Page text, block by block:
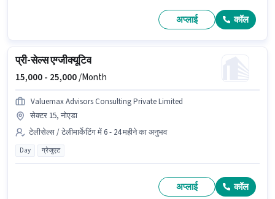
अप्लाई कॉल
प्री-सेल्स एग्जीक्यूटिव
15,000 - 25,000/Month
Valuemax Advisors Consulting Private Limited
सेक्टर 15, नोएडा
टेलीसेल्स / टेलीमार्केटिंग में 6 - 24 महीने का अनुभव
Day ग्रेजुएट
अप्लाई कॉल